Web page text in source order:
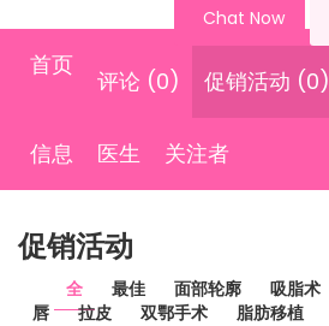
Chat Now
首页
评论 (0) 促销活动 (0)
信息 医生 关注者
促销活动
全 最佳 面部轮廓 吸脂术
唇
拉皮 双鄂手术 脂肪移植